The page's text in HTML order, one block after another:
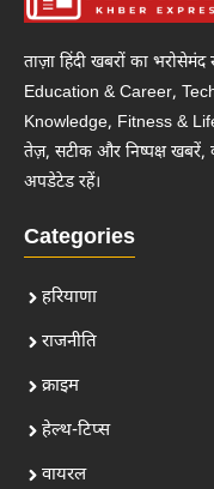
ताज़ा हिंदी खबरों का
Education & Career,
Knowledge, Fitness &
तेज़, सटीक और निष्पक्ष खबरें,
अपडेटेड रहें।
Categories
हरियाणा
राजनीति
क्राइम
हेल्थ-टिप्स
वायरल